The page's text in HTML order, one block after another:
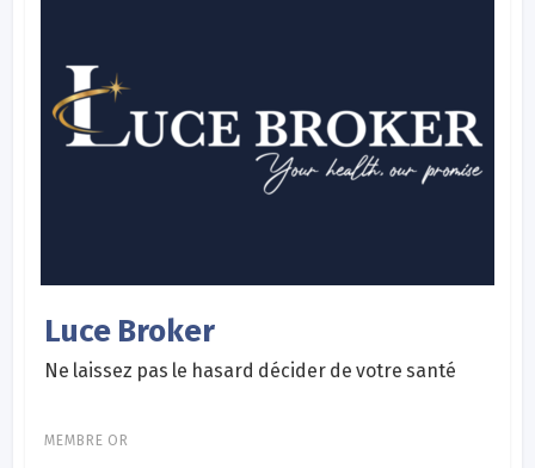
Luce Broker
Ne laissez pas le hasard décider de votre santé
MEMBRE OR